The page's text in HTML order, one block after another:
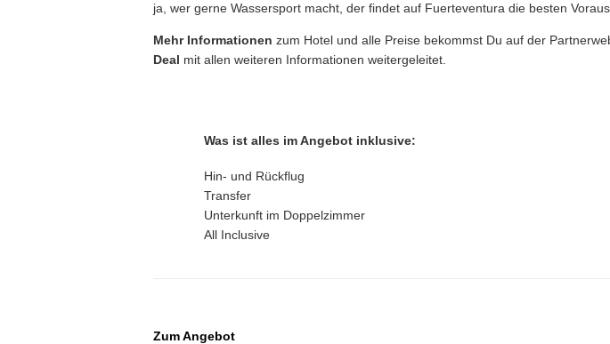
ja, wer gerne Wassersport macht, der findet auf Fuerteventura die besten
Mehr Informationen zum Hotel und alle Preise bekommst Du auf der
Deal mit allen weiteren Informationen weitergeleitet.
Was ist alles im Angebot inklusive:
Hin- und Rückflug
Transfer
Unterkunft im Doppelzimmer
All Inclusive
Zum Angebot